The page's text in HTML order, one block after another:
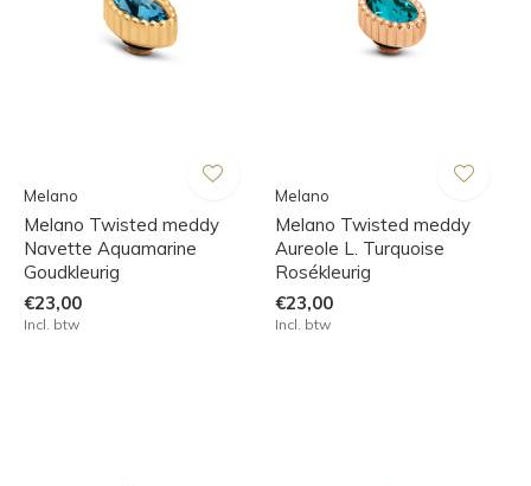
Melano
Melano Twisted meddy
Navette Aquamarine
Goudkleurig
€23,00
Incl. btw
Melano
Melano Twisted meddy
Aureole L. Turquoise
Rosékleurig
€23,00
Incl. btw